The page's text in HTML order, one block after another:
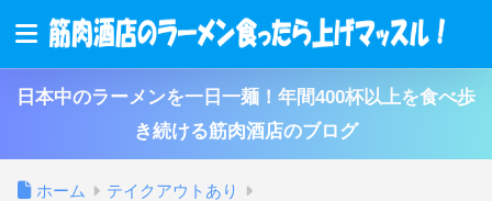
日本中のラーメンを一日一麺！年間400杯以上を食べ歩
き続ける筋肉酒店のブログ
ホーム テイクアウトあり